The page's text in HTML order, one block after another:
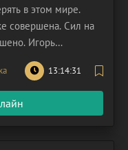
в этом мире.
совершена. Сил на
Игорь
покинуть Союз
– иметь при себе
Вдали
13:14:31